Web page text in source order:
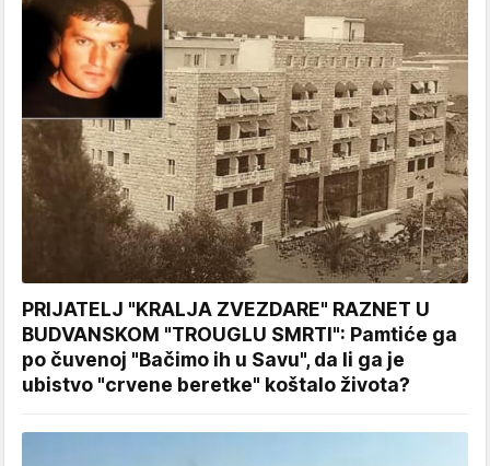
PRIJATELJ "KRALJA ZVEZDARE" RAZNET U
BUDVANSKOM "TROUGLU SMRTI": Pamtiće ga
po čuvenoj "Bačimo ih u Savu", da li ga je
ubistvo "crvene beretke" koštalo života?